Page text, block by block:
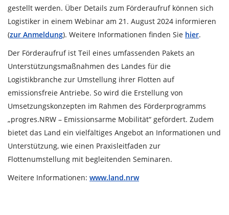
gestellt werden. Über Details zum Förderaufruf können sich
Logistiker in einem Webinar am 21. August 2024 informieren
(zur Anmeldung). Weitere Informationen finden Sie hier.
Der Förderaufruf ist Teil eines umfassenden Pakets an
Unterstützungsmaßnahmen des Landes für die
Logistikbranche zur Umstellung ihrer Flotten auf
emissionsfreie Antriebe. So wird die Erstellung von
Umsetzungskonzepten im Rahmen des Förderprogramms
„progres.NRW – Emissionsarme Mobilität“ gefördert. Zudem
bietet das Land ein vielfältiges Angebot an Informationen und
Unterstützung, wie einen Praxisleitfaden zur
Flottenumstellung mit begleitenden Seminaren.
Weitere Informationen: www.land.nrw